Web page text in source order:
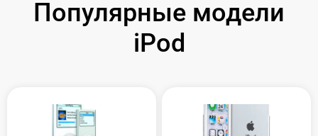
Популярные модели
iPod